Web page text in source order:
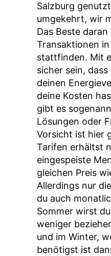
Salzburg
umgekehrt, wir
Das Beste
Transaktionen
stattfinden. Mit
sicher sein,
deinen
deine Kosten
gibt es
Lösungen oder
Vorsicht ist hier
Tarifen erhältst
eingespeiste
gleichen Preis
Allerdings nur
du auch
Sommer wirst
weniger
und im Winter,
benötigst ist